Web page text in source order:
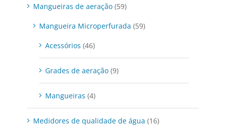
Mangueiras de aeração (59)
Mangueira Microperfurada (59)
Acessórios (46)
Grades de aeração (9)
Mangueiras (4)
Medidores de qualidade de água (16)